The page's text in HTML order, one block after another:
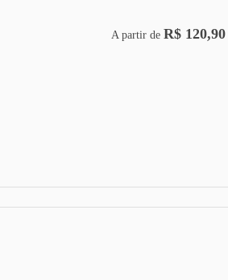
A partir de R$ 120,90